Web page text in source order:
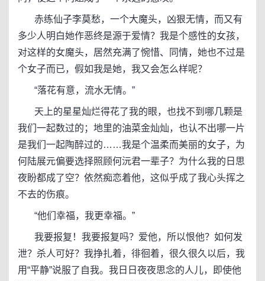
赤练仙子李莫愁，一个大魔头，凶狠无情，而又有
多少人明白她作恶终是源于爱情？我是个感性的女孩，
对这样的女魔头，居然充满了惋惜、同情，她也不过是
个女子而已，假如我是她，我又会怎么样呢？
“落花有意，流水无情。”
天上的星星灿烂得花了我的眼，也找不到哪几颗是
我们一起数过的；地里的油菜金灿灿，也认不出哪一片
是我们一起陶醉过的……我是个温柔而美丽的女子，为
何陆展元偏要选择照顾何沅君一辈子？为什么我的日思
夜盼都成了空？依然痴恋着他，这似乎成了我心头挥之
不去的伤痕。
“他们幸福，我更幸福。”
我要报复！我要报复吗？爱他，所以恨他？如何发
泄？杀人可好？我挣扎着，徘徊着，很久很久以后，我
用“平静”说服了自我。我日日夜夜思念的人儿，即使他